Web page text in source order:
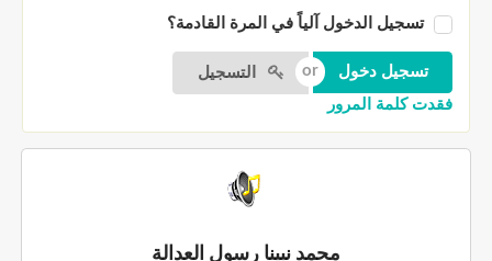
تسجيل الدخول آلياً في المرة القادمة؟
التسجيل
فقدت كلمة المرور
محمد نبينا رسول العدالة